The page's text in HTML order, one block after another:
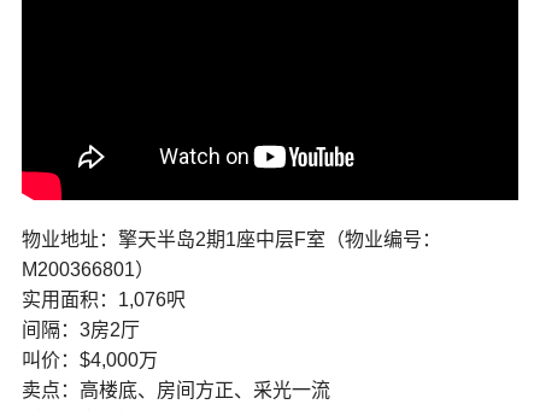
物业地址：擎天半岛2期1座中层F室（物业编号：
M200366801）
实用面积：1,076呎
间隔：3房2厅
叫价：$4,000万
卖点：高楼底、房间方正、采光一流